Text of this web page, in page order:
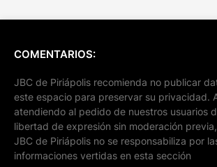
COMENTARIOS:
JBC de Piriápolis recomienda no publicar
este espacio para preservar su privacidad.
atendiendo al pedido de nuestros usuarios
libertad de expresión sin moderación
JBC de Piriápolis no se responsabiliza por
informaciones vertidas en esta sección